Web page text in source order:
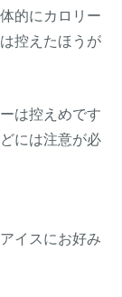
的にカロリー
控えたほうが
は控えめです
には注意が必
イスにお好み